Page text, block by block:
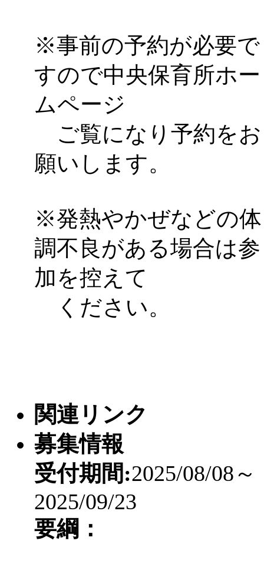
※事前の予約が必要で
すので中央保育所ホー
ムページ
ご覧になり予約をお
願いします。
※発熱やかぜなどの体
調不良がある場合は参
加を控えて
ください。
関連リンク
募集情報
受付期間:2025/08/08～
2025/09/23
要綱：